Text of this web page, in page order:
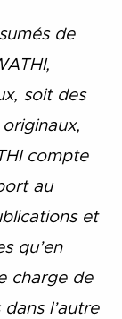
umés de
soit des
compte
au
et
qu’en
charge de
l’autre